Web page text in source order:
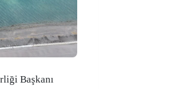
Başkanı